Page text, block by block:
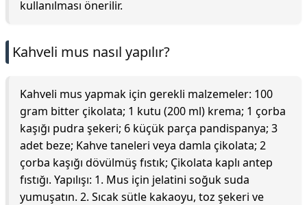
kullanılması önerilir.
Kahveli mus nasıl yapılır?
Kahveli mus yapmak için gerekli malzemeler: 100
gram bitter çikolata; 1 kutu (200 ml) krema; 1 çorba
kaşığı pudra şekeri; 6 küçük parça pandispanya; 3
adet beze; Kahve taneleri veya damla çikolata; 2
çorba kaşığı dövülmüş fıstık; Çikolata kaplı antep
fıstığı. Yapılışı: 1. Mus için jelatini soğuk suda
yumuşatın. 2. Sıcak sütle kakaoyu, toz şekeri ve